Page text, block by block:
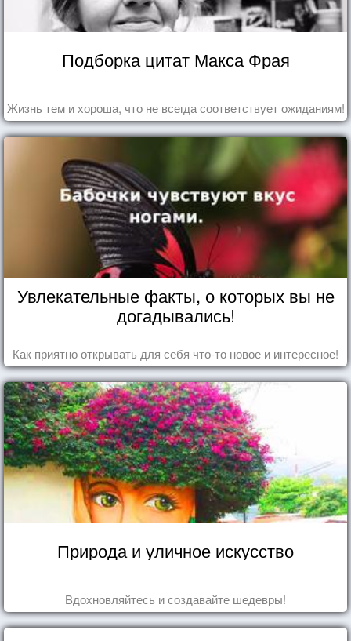
Подборка цитат Макса Фрая
Жизнь тем и хороша, что не всегда соответствует ожиданиям!
Увлекательные факты, о которых вы не
догадывались!
Как приятно открывать для себя что-то новое и интересное!
Природа и уличное искусство
Вдохновляйтесь и создавайте шедевры!